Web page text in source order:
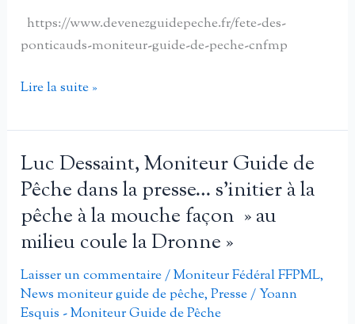
https://www.devenezguidepeche.fr/fete-des-
ponticauds-moniteur-guide-de-peche-cnfmp
La
des
ponticauds
a
toujours
la
pêche
avec
les
moniteurs
Lire la suite »
Luc Dessaint, Moniteur Guide de
Pêche dans la presse… s’initier à la
pêche à la mouche façon » au
milieu coule la Dronne »
Laisser un commentaire/Moniteur Fédéral FFPML,
News moniteur guide de pêche,Presse/Yoann
Esquis - Moniteur Guide de Pêche